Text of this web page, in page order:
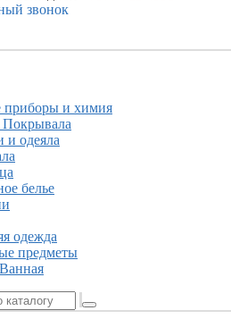
звонок
приборы и химия
одеяла
белье
одежда
предметы